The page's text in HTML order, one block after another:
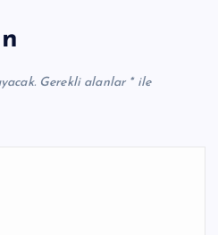
Gerekli alanlar *ile